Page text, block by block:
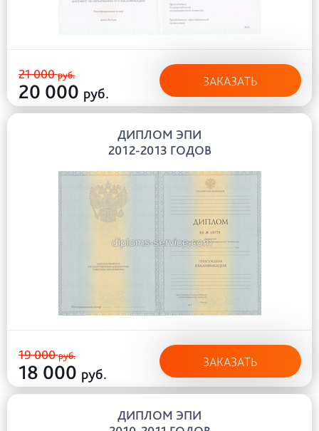
21 000руб.
20 000 руб.
ЗАКАЗАТЬ
ДИПЛОМ ЭПИ
2012-2013 ГОДОВ
19 000руб.
18 000 руб.
ЗАКАЗАТЬ
ДИПЛОМ ЭПИ